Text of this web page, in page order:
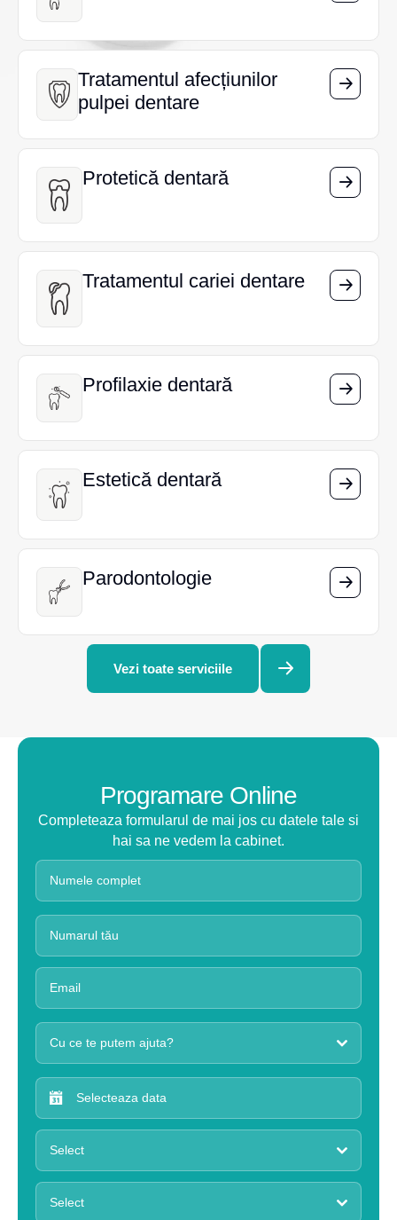
Tratamentul afecțiunilor
pulpei dentare
Tratamentul afecțiunilor
pulpei dentare
Protetică dentară
Protetică dentară
Tratamentul cariei dentare
Tratamentul cariei dentare
Profilaxie dentară
Profilaxie dentară
Estetică dentară
Estetică dentară
Parodontologie
Parodontologie
Vezi toate serviciile
Programare Online
Completeaza formularul de mai jos cu datele tale si
hai sa ne vedem la cabinet.
Cu ce te putem ajuta?
Select
Select